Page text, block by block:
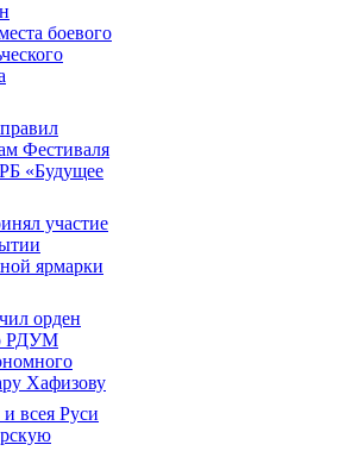
боевого
Фестиваля
«Будущее
участие
ярмарки
орден
РДУМ
Хафизову
всея Руси